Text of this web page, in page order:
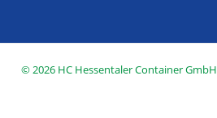
© 2026 HC Hessentaler Container GmbH